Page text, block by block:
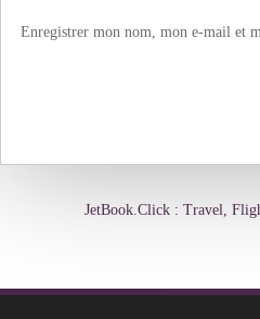
Enregistrer mon nom, mon e-mail et
JetBook.Click : Travel,